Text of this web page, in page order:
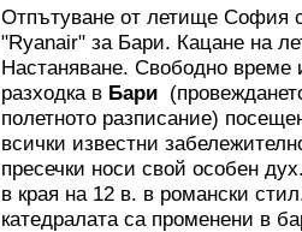
Отпътуване от летище София
"Ryanair" за Бари. Кацане на
Настаняване. Свободно
разходка в Бари
полетното разписание)
всички известни
пресечки носи свой особен
в края на 12 в. в романски
катедралата са променени в